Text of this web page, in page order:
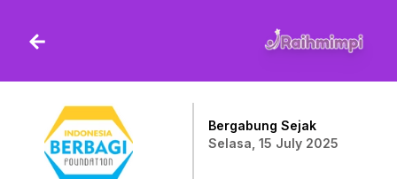
Bergabung Sejak
Selasa, 15 July 2025